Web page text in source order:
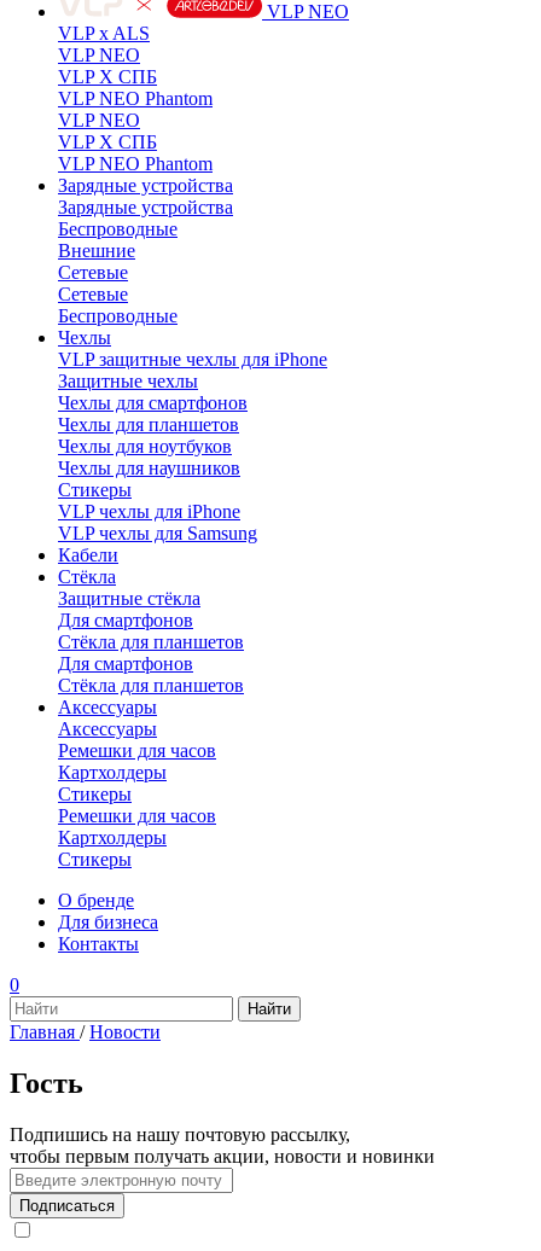
VLP NEO
VLP x ALS
VLP NEO
VLP X СПБ
VLP NEO Phantom
VLP NEO
VLP X СПБ
VLP NEO Phantom
Зарядные устройства
Зарядные устройства
Беспроводные
Внешние
Сетевые
Сетевые
Беспроводные
Чехлы
VLP защитные чехлы для iPhone
Защитные чехлы
Чехлы для смартфонов
Чехлы для планшетов
Чехлы для ноутбуков
Чехлы для наушников
Стикеры
VLP чехлы для iPhone
VLP чехлы для Samsung
Кабели
Стёкла
Защитные стёкла
Для смартфонов
Стёкла для планшетов
Для смартфонов
Стёкла для планшетов
Аксессуары
Аксессуары
Ремешки для часов
Картхолдеры
Стикеры
Ремешки для часов
Картхолдеры
Стикеры
О бренде
Для бизнеса
Контакты
0
Главная / Новости
Гость
Подпишись на нашу почтовую рассылку,
чтобы первым получать акции, новости и новинки
Подписаться